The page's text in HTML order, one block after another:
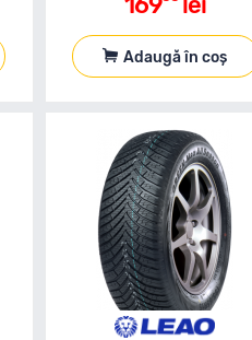
Adaugă în coș